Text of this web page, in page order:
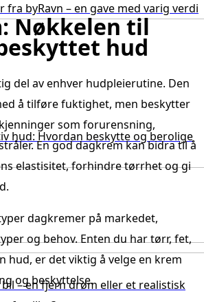
fra byRavn – en gave med varig verdi
hud: Hvordan beskytte og berolige
– en fjern drøm eller et realistisk
Nøkkelen til
hud
del av enhver hudpleierutine. Den
å tilføre fuktighet, men beskytter
som forurensning,
En god dagkrem kan bidra til å
elastisitet, forhindre tørrhet og gi
dagkremer på markedet,
og behov. Enten du har tørr, fet,
hud, er det viktig å velge en krem
og beskyttelse.